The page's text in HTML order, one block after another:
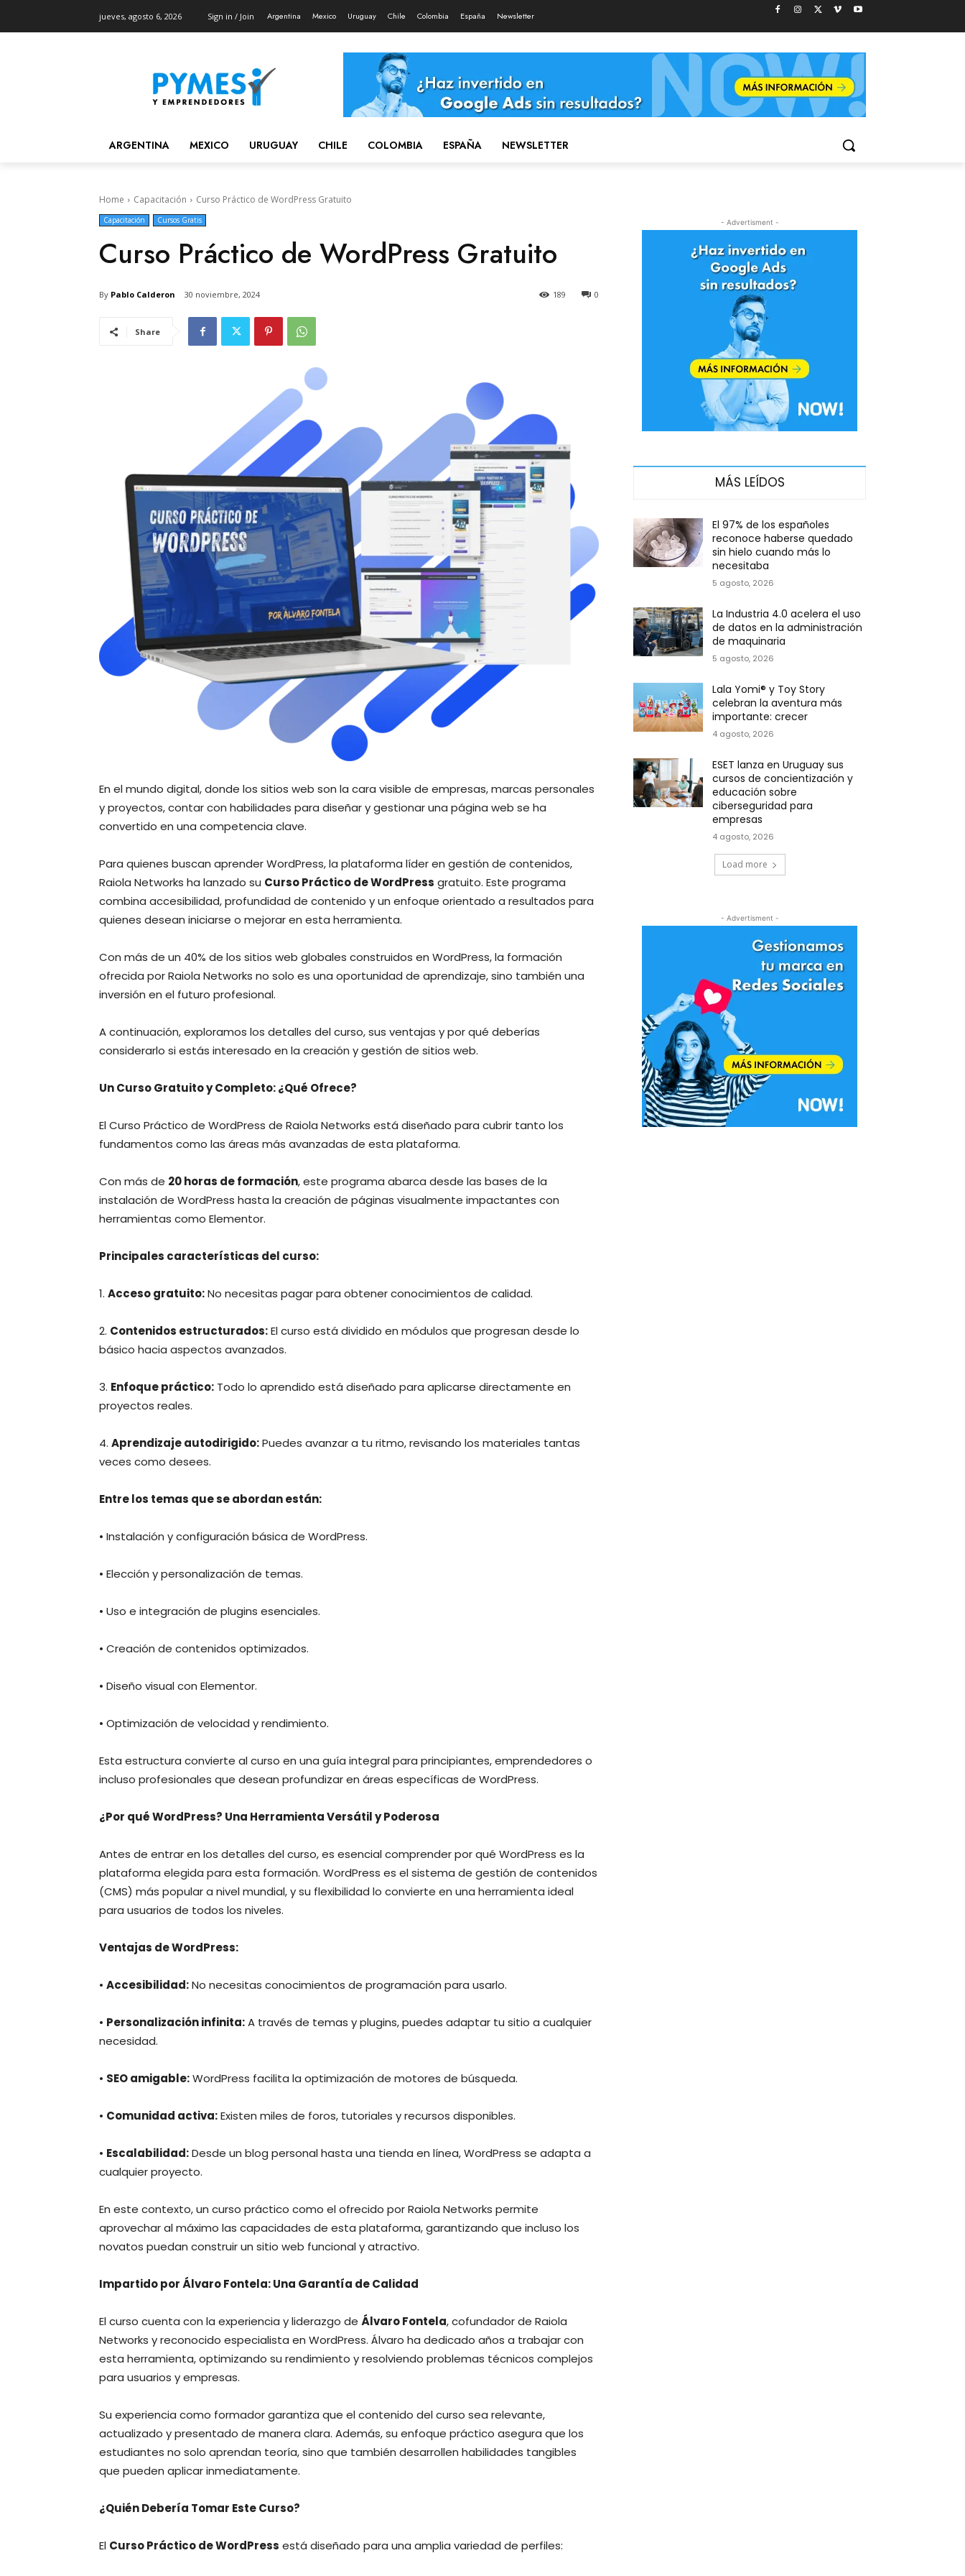
jueves, agosto 6, 2026 Sign in / Join Argentina Mexico Uruguay Chile Colombia España Newsletter
ARGENTINA MEXICO URUGUAY CHILE COLOMBIA ESPAÑA NEWSLETTER
Home Capacitación Curso Práctico de WordPress Gratuito
Capacitación Cursos Gratis
Curso Práctico de WordPress Gratuito
By Pablo Calderon 30 noviembre, 2024 0
189
Share
En el mundo digital, donde los sitios web son la cara visible de empresas, marcas personales
y proyectos, contar con habilidades para diseñar y gestionar una página web se ha
convertido en una competencia clave.
Para quienes buscan aprender WordPress, la plataforma líder en gestión de contenidos,
Raiola Networks ha lanzado su Curso Práctico de WordPress gratuito. Este programa
combina accesibilidad, profundidad de contenido y un enfoque orientado a resultados para
quienes desean iniciarse o mejorar en esta herramienta.
Con más de un 40% de los sitios web globales construidos en WordPress, la formación
ofrecida por Raiola Networks no solo es una oportunidad de aprendizaje, sino también una
inversión en el futuro profesional.
A continuación, exploramos los detalles del curso, sus ventajas y por qué deberías
considerarlo si estás interesado en la creación y gestión de sitios web.
Un Curso Gratuito y Completo: ¿Qué Ofrece?
El Curso Práctico de WordPress de Raiola Networks está diseñado para cubrir tanto los
fundamentos como las áreas más avanzadas de esta plataforma.
Con más de 20 horas de formación, este programa abarca desde las bases de la
instalación de WordPress hasta la creación de páginas visualmente impactantes con
herramientas como Elementor.
Principales características del curso:
1. Acceso gratuito:No necesitas pagar para obtener conocimientos de calidad.
2. Contenidos estructurados:El curso está dividido en módulos que progresan desde lo
básico hacia aspectos avanzados.
3. Enfoque práctico: Todo lo aprendido está diseñado para aplicarse directamente en
proyectos reales.
4. Aprendizaje autodirigido:Puedes avanzar a tu ritmo, revisando los materiales tantas
veces como desees.
Entre los temas que se abordan están:
• Instalación y configuración básica de WordPress.
• Elección y personalización de temas.
• Uso e integración de plugins esenciales.
• Creación de contenidos optimizados.
• Diseño visual con Elementor.
• Optimización de velocidad y rendimiento.
Esta estructura convierte al curso en una guía integral para principiantes, emprendedores o
incluso profesionales que desean profundizar en áreas específicas de WordPress.
¿Por qué WordPress? Una Herramienta Versátil y Poderosa
Antes de entrar en los detalles del curso, es esencial comprender por qué WordPress es la
plataforma elegida para esta formación. WordPress es el sistema de gestión de contenidos
(CMS) más popular a nivel mundial, y su flexibilidad lo convierte en una herramienta ideal
para usuarios de todos los niveles.
Ventajas de WordPress:
• Accesibilidad:No necesitas conocimientos de programación para usarlo.
• Personalización infinita:A través de temas y plugins, puedes adaptar tu sitio a cualquier
necesidad.
• SEO amigable:WordPress facilita la optimización de motores de búsqueda.
• Comunidad activa:Existen miles de foros, tutoriales y recursos disponibles.
• Escalabilidad:Desde un blog personal hasta una tienda en línea, WordPress se adapta a
cualquier proyecto.
En este contexto, un curso práctico como el ofrecido por Raiola Networks permite
aprovechar al máximo las capacidades de esta plataforma, garantizando que incluso los
novatos puedan construir un sitio web funcional y atractivo.
Impartido por Álvaro Fontela: Una Garantía de Calidad
El curso cuenta con la experiencia y liderazgo de Álvaro Fontela, cofundador de Raiola
Networks y reconocido especialista en WordPress. Álvaro ha dedicado años a trabajar con
esta herramienta, optimizando su rendimiento y resolviendo problemas técnicos complejos
para usuarios y empresas.
Su experiencia como formador garantiza que el contenido del curso sea relevante,
actualizado y presentado de manera clara. Además, su enfoque práctico asegura que los
estudiantes no solo aprendan teoría, sino que también desarrollen habilidades tangibles
que pueden aplicar inmediatamente.
¿Quién Debería Tomar Este Curso?
El Curso Práctico de WordPress está diseñado para una amplia variedad de perfiles:
- Advertisment -
MÁS LEÍDOS
El 97% de los españoles
reconoce haberse quedado
sin hielo cuando más lo
necesitaba
5 agosto, 2026
La Industria 4.0 acelera el uso
de datos en la administración
de maquinaria
5 agosto, 2026
Lala Yomi® y Toy Story
celebran la aventura más
importante: crecer
4 agosto, 2026
ESET lanza en Uruguay sus
cursos de concientización y
educación sobre
ciberseguridad para
empresas
4 agosto, 2026
Load more
- Advertisment -